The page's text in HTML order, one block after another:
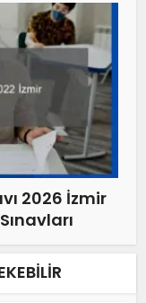
2026 İzmir